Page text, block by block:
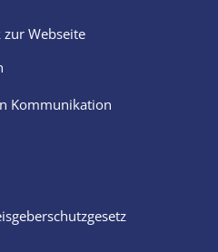
Webseite
Kommunikation